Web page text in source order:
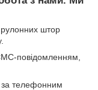
рулонних штор
повідомленням,
телефонним